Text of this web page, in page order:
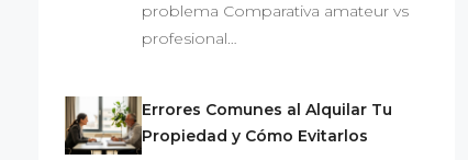
problema Comparativa amateur vs
profesional…
Errores Comunes al Alquilar Tu
Propiedad y Cómo Evitarlos